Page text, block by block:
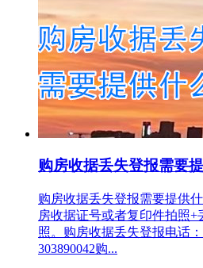
购房收据丢失登报需要
购房收据丢失登报需要提供
房收据证号或者复印件拍照+
照。购房收据丢失登报电话：
303890042购...